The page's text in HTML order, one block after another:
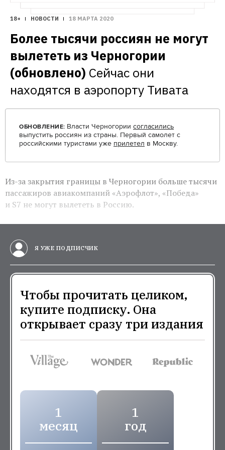
18+ НОВОСТИ 18 МАРТА 2020
Более тысячи россиян не могут
вылететь из Черногории
(обновлено) Сейчас они
находятся в аэропорту Тивата
ОБНОВЛЕНИЕ: Власти Черногории согласились
выпустить россиян из страны. Первый самолет с
российскими туристами уже прилетел в Москву.
Из-за закрытия границы в Черногории больше тысячи
пассажиров авиакомпаний «Аэрофлот», «Победа»
и S7 не могут вылететь в Россию.
Я УЖЕ ПОДПИСЧИК
Чтобы прочитать целиком,
купите подписку. Она
открывает сразу три издания
1
месяц
1
год